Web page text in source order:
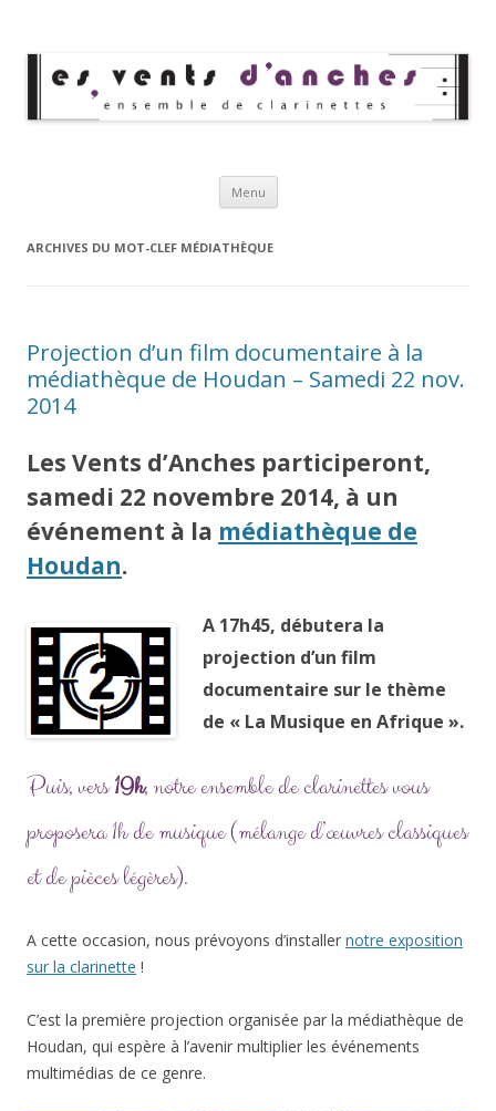
Menu Aller au contenu principal
ARCHIVES DU MOT-CLEF MÉDIATHÈQUE
Projection d’un film documentaire à la
médiathèque de Houdan – Samedi 22 nov.
2014
Les Vents d’Anches participeront,
samedi 22 novembre 2014, à un
événement à la médiathèque de
Houdan.
A 17h45, débutera la
projection d’un film
documentaire sur le thème
de « La Musique en Afrique ».
Puis, vers19h, notre ensemble de clarinettes vous
proposera 1h de musique (mélange d’œuvres classiques
et de pièces légères).
A cette occasion, nous prévoyons d’installer notre exposition
sur la clarinette !
C’est la première projection organisée par la médiathèque de
Houdan, qui espère à l’avenir multiplier les événements
multimédias de ce genre.